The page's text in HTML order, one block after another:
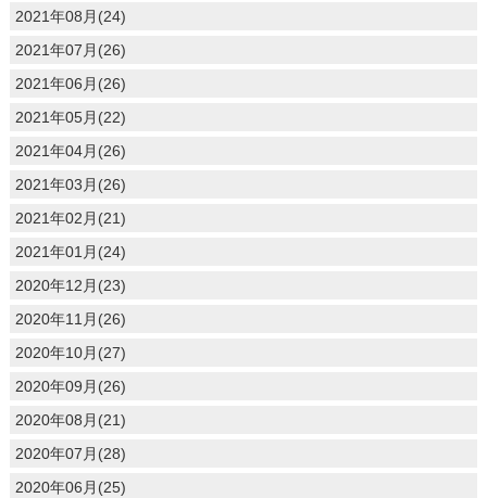
2021年08月(24)
2021年07月(26)
2021年06月(26)
2021年05月(22)
2021年04月(26)
2021年03月(26)
2021年02月(21)
2021年01月(24)
2020年12月(23)
2020年11月(26)
2020年10月(27)
2020年09月(26)
2020年08月(21)
2020年07月(28)
2020年06月(25)